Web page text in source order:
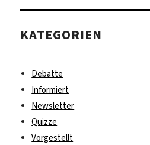
KATEGORIEN
Debatte
Informiert
Newsletter
Quizze
Vorgestellt